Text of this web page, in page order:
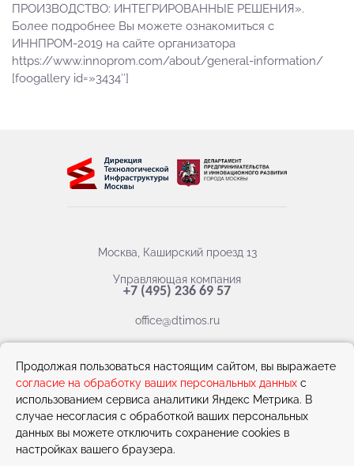
ПРОИЗВОДСТВО: ИНТЕГРИРОВАННЫЕ РЕШЕНИЯ».
Более подробнее Вы можете ознакомиться с
ИННПРОМ-2019 на сайте организатора
https://www.innoprom.com/about/general-information/
[foogallery id=»3434″]
Москва, Каширский проезд 13
Управляющая компания
+7 (495) 236 69 57
office@dtimos.ru
Написать нам
Продолжая пользоваться настоящим сайтом, вы выражаете
согласие на обработку ваших персональных данных с
использованием сервиса аналитики Яндекс Метрика. В
случае несогласия с обработкой ваших персональных
данных вы можете отключить сохранение cookies в
настройках вашего браузера.